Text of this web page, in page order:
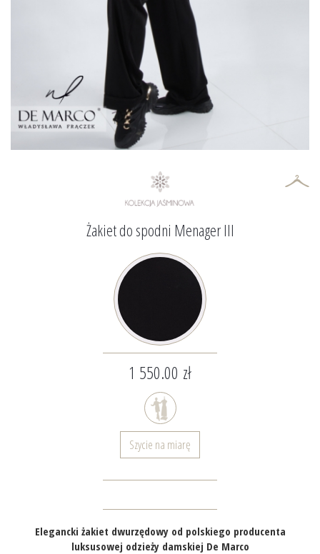
Żakiet do spodni Menager III
1 550.00 zł
Szycie na miarę
Elegancki żakiet dwurzędowy od polskiego producenta
luksusowej odzieży damskiej De Marco